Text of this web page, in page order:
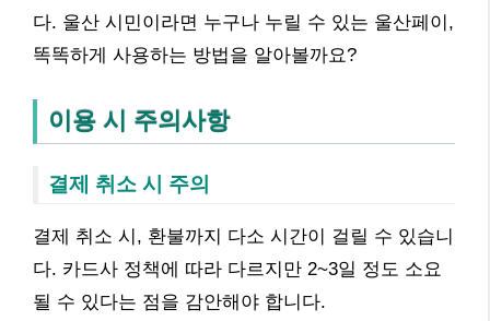
다. 울산 시민이라면 누구나 누릴 수 있는 울산페이,
똑똑하게 사용하는 방법을 알아볼까요?
이용 시 주의사항
결제 취소 시 주의
결제 취소 시, 환불까지 다소 시간이 걸릴 수 있습니
다. 카드사 정책에 따라 다르지만 2~3일 정도 소요
될 수 있다는 점을 감안해야 합니다.